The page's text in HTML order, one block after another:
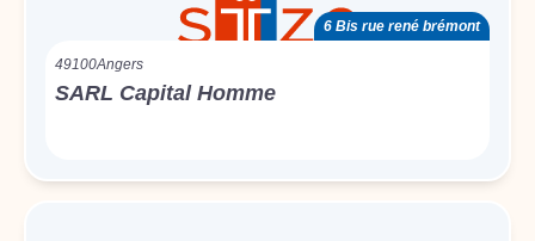
6 Bis rue rené brémont
49100Angers
SARL Capital Homme